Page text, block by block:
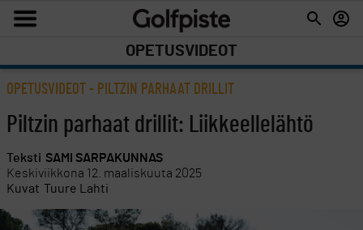
OPETUSVIDEOT
OPETUSVIDEOT - PILTZIN PARHAAT DRILLIT
Piltzin parhaat drillit: Liikkeellelähtö
Teksti SAMI SARPAKUNNAS
Keskiviikkona 12. maaliskuuta 2025
Kuvat Tuure Lahti